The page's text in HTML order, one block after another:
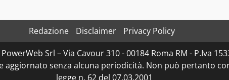
Redazione Disclaimer
Privacy Policy
Srl – Via Cavour 310 - 00184 Roma RM - P.Iva
aggiornato senza alcuna periodicità. Non può pertanto
legge n. 62 del 07.03.2001